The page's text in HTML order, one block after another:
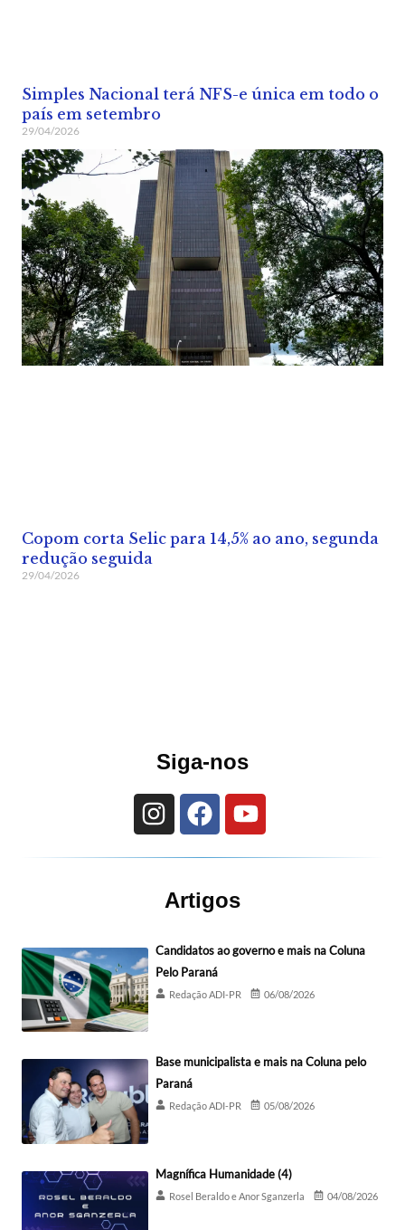
Simples Nacional terá NFS-e única em todo o
país em setembro
29/04/2026
Copom corta Selic para 14,5% ao ano, segunda
redução seguida
29/04/2026
Siga-nos
Artigos
Candidatos ao governo e mais na Coluna
Pelo Paraná
Redação ADI-PR 06/08/2026
Base municipalista e mais na Coluna pelo
Paraná
Redação ADI-PR 05/08/2026
Magnífica Humanidade (4)
Rosel Beraldo e Anor Sganzerla 04/08/2026